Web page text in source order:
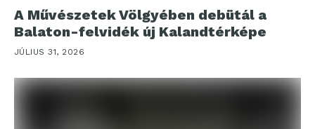
A Művészetek Völgyében debütál a
Balaton-felvidék új Kalandtérképe
JÚLIUS 31, 2026